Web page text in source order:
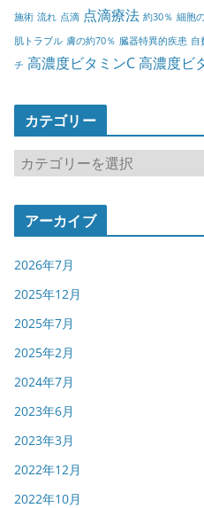
施術 流れ 点滴 点滴療法 約30％ 細胞
肌トラブル 膚の約70％ 臓器特異的疾患 自
チ 高濃度ビタミンC高濃度ビ
カテゴリー
カ
テ
ゴ
アーカイブ
2026年7月
2025年12月
2025年7月
2025年2月
2024年7月
2023年6月
2023年3月
2022年12月
2022年10月